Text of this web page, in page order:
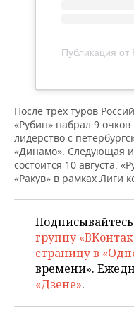
После трех туров
«Рубин» набрал 9
лидерство с
«Динамо». Следующая
состоится 10 августа.
«Ракув» в рамках Лиги
группу
страницу в
времени».
«Дзене».